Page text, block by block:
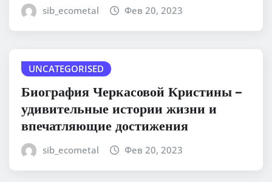
sib_ecometal Фев 20, 2023
UNCATEGORISED
Биография Черкасовой Кристины –
удивительные истории жизни и
впечатляющие достижения
sib_ecometal Фев 20, 2023